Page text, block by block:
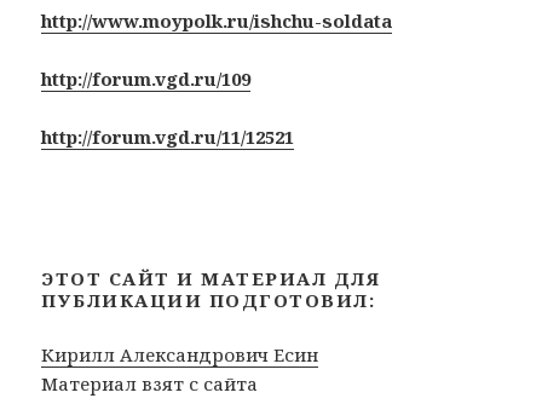
http://www.moypolk.ru/ishchu-soldata
http://forum.vgd.ru/109
http://forum.vgd.ru/11/12521
ЭТОТ САЙТ И МАТЕРИАЛ ДЛЯ
ПУБЛИКАЦИИ ПОДГОТОВИЛ:
Кирилл Александрович Есин
Материал взят с сайта